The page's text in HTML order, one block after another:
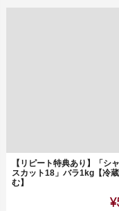
【リピート特典あり】「シ
スカット18」バラ1kg【冷
む】